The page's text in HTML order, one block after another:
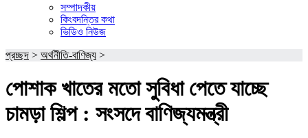
সম্পাদকীয়
কিংবদন্তির কথা
ভিডিও নিউজ
প্রচ্ছদ > অর্থনীতি-বাণিজ্য >
পোশাক খাতের মতো সুবিধা পেতে যাচ্ছে
চামড়া শিল্প : সংসদে বাণিজ্যমন্ত্রী